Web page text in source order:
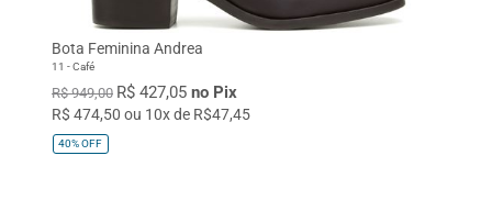
Bota Feminina Andrea
11 - Café
R$ 949,00 R$ 427,05 no Pix
R$ 474,50 ou 10x de R$47,45
40%OFF